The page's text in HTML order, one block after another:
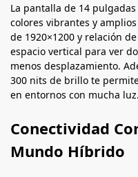
La pantalla de 14
colores vibrantes y
de 1920×1200 y relación
espacio vertical para ver
menos desplazamiento.
300 nits de brillo te
en entornos con mucha luz.
Conectividad
Mundo Híbrido